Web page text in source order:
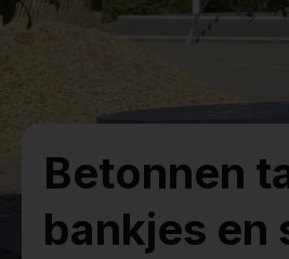
Betonnen
bankjes